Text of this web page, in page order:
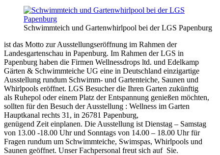
Schwimmteich und Gartenwhirlpool bei der LGS Papenburg
ist das Motto zur Ausstellungseröffnung im Rahmen der
Landesgartenschau in Papenburg. Im Rahmen der LGS in
Papenburg haben die Firmen Wellnessdrops ltd. und Edelkamp
Gärten & Schwimmteiche UG eine in Deutschland einzigartige
Ausstellung rundum Schwimm- und Gartenteiche, Saunen und
Whirlpools eröffnet. LGS Besucher die Ihren Garten zukünftig
als Ruhepol oder einem Platz der Entspannung genießen möchten,
sollten für den Besuch der Ausstellung : Wellness im Garten
Hauptkanal rechts 31, in 26781 Papenburg,
genügend Zeit einplanen. Die Ausstellung ist Dienstag – Samstag
von 13.00 -18.00 Uhr und Sonntags von 14.00 – 18.00 Uhr für
Fragen rundum um Schwimmteiche, Swimspas, Whirlpools und
Saunen geöffnet. Unser Fachpersonal freut sich auf Sie.